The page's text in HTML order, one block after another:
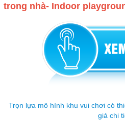
trong nhà- Indoor
Trọn lựa mô hình khu vui chơi có
giá chi